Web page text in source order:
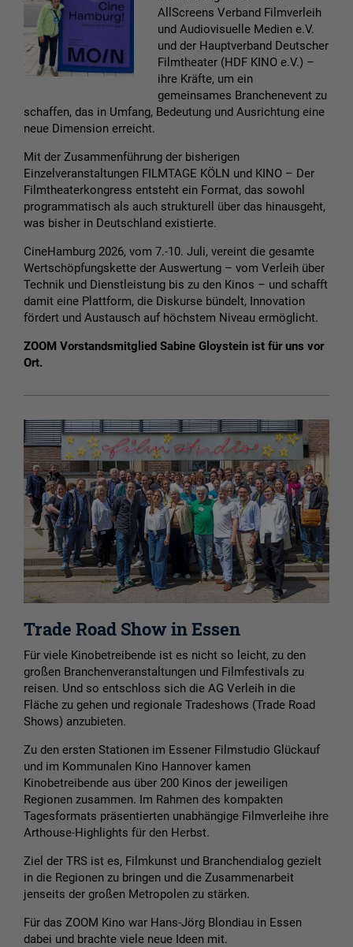
AllScreens Verband Filmverleih
und Audiovisuelle Medien e.V.
und der Hauptverband Deutscher
Filmtheater (HDF KINO e.V.) –
ihre Kräfte, um ein
gemeinsames Branchenevent zu
schaffen, das in Umfang, Bedeutung und Ausrichtung eine
neue Dimension erreicht.
Mit der Zusammenführung der bisherigen
Einzelveranstaltungen FILMTAGE KÖLN und KINO – Der
Filmtheaterkongress entsteht ein Format, das sowohl
programmatisch als auch strukturell über das hinausgeht,
was bisher in Deutschland existierte.
CineHamburg 2026, vom 7.-10. Juli, vereint die gesamte
Wertschöpfungskette der Auswertung – vom Verleih über
Technik und Dienstleistung bis zu den Kinos – und schafft
damit eine Plattform, die Diskurse bündelt, Innovation
fördert und Austausch auf höchstem Niveau ermöglicht.
ZOOM Vorstandsmitglied Sabine Gloystein ist für uns vor
Ort.
Trade Road Show in Essen
Für viele Kinobetreibende ist es nicht so leicht, zu den
großen Branchenveranstaltungen und Filmfestivals zu
reisen. Und so entschloss sich die AG Verleih in die
Fläche zu gehen und regionale Tradeshows (Trade Road
Shows) anzubieten.
Zu den ersten Stationen im Essener Filmstudio Glückauf
und im Kommunalen Kino Hannover kamen
Kinobetreibende aus über 200 Kinos der jeweiligen
Regionen zusammen. Im Rahmen des kompakten
Tagesformats präsentierten unabhängige Filmverleihe ihre
Arthouse-Highlights für den Herbst.
Ziel der TRS ist es, Filmkunst und Branchendialog gezielt
in die Regionen zu bringen und die Zusammenarbeit
jenseits der großen Metropolen zu stärken.
Für das ZOOM Kino war Hans-Jörg Blondiau in Essen
dabei und brachte viele neue Ideen mit.